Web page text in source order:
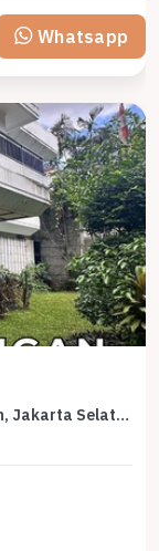
Whatsapp
For Sale rumah Eksklusif di Mega Kuningan, Jakarta Selatan - LT 540m²